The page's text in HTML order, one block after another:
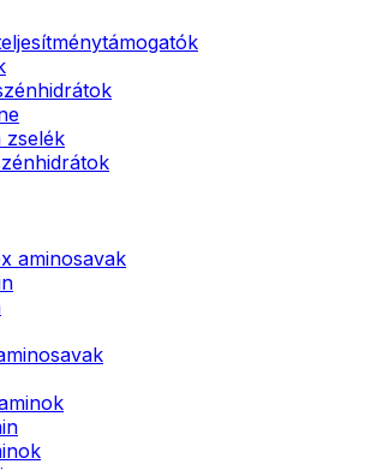
zselék
aminosavak